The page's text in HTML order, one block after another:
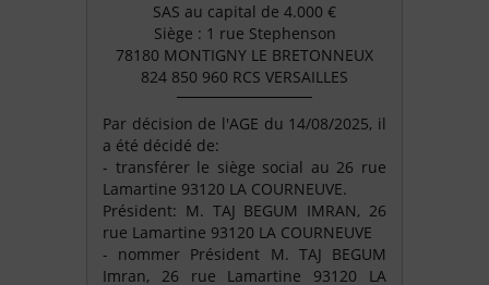
SAS au capital de 4.000 €
Siège : 1 rue Stephenson
78180 MONTIGNY LE BRETONNEUX
824 850 960 RCS VERSAILLES
Par décision de l'AGE du 14/08/2025, il
a été décidé de:
- transférer le siège social au 26 rue
Lamartine 93120 LA COURNEUVE.
Président: M. TAJ BEGUM IMRAN, 26
rue Lamartine 93120 LA COURNEUVE
- nommer Président M. TAJ BEGUM
Imran, 26 rue Lamartine 93120 LA